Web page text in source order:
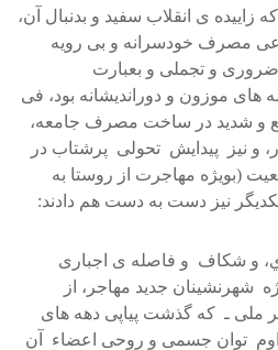
زاييده ی انقلاب سفيد و بدنبال آن،
مصرف خودسرانه و بی رويه
و تجملی و بعبارت
های موزون و دورانديشانه بود، فی
و شديد در ساخت مصرف جامعه،
و نيز پيدايش تحولی پرشتاب در
(بويژه مهاجرت از روستا به
نيز دست به دست هم دادند:
و شکاف و فاصله ی اجباری
شهرنشينان جديد مهاجر، از
ملی ـ که گذشت پياپی دهه های
توان جسمی و روحی اعضاء آن